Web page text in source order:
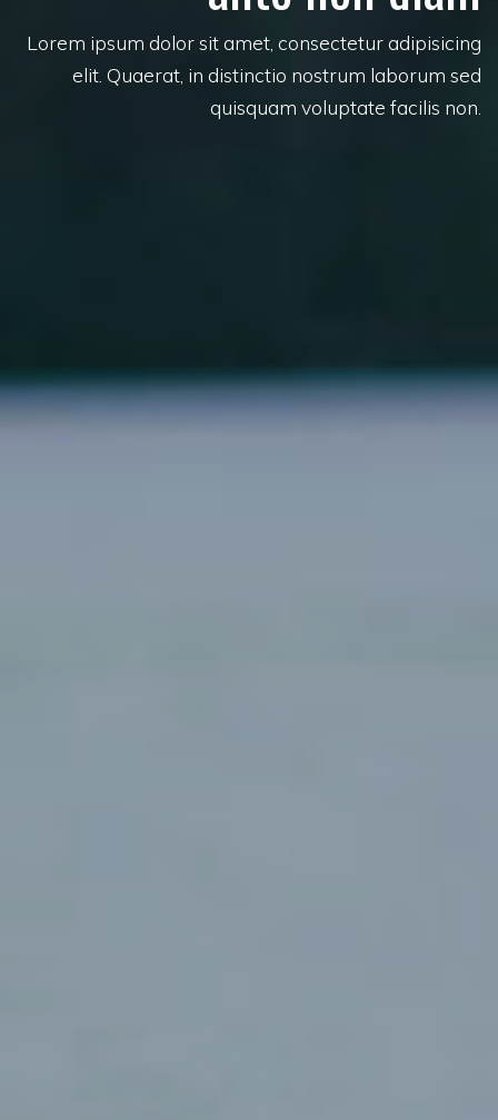
Lorem ipsum dolor sit amet, consectetur adipisicing
elit. Quaerat, in distinctio nostrum laborum sed
quisquam voluptate facilis non.